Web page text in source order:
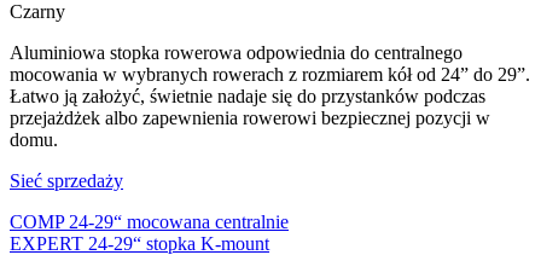
Czarny
Aluminiowa stopka rowerowa odpowiednia do centralnego
mocowania w wybranych rowerach z rozmiarem kół od 24” do 29”.
Łatwo ją założyć, świetnie nadaje się do przystanków podczas
przejażdżek albo zapewnienia rowerowi bezpiecznej pozycji w
domu.
Sieć sprzedaży
COMP 24-29“ mocowana centralnie
EXPERT 24-29“ stopka K-mount